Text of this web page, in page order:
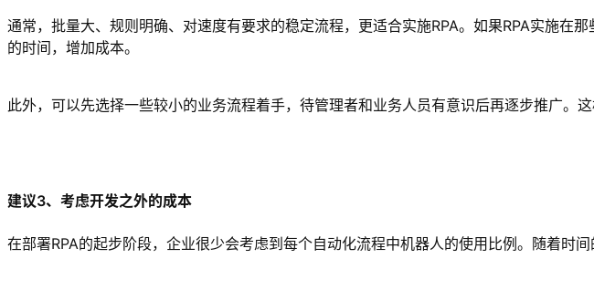
通常，批量大、规则明确、对速度有要求的稳定流程，更适合实施RPA。如果RPA实施在
的时间，增加成本。
此外，可以先选择一些较小的业务流程着手，待管理者和业务人员有意识后再逐步推广。
建议3、考虑开发之外的成本
在部署RPA的起步阶段，企业很少会考虑到每个自动化流程中机器人的使用比例。随着时